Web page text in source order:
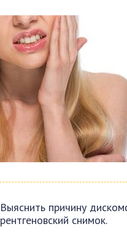
Выяснить причину
рентгеновский снимок.